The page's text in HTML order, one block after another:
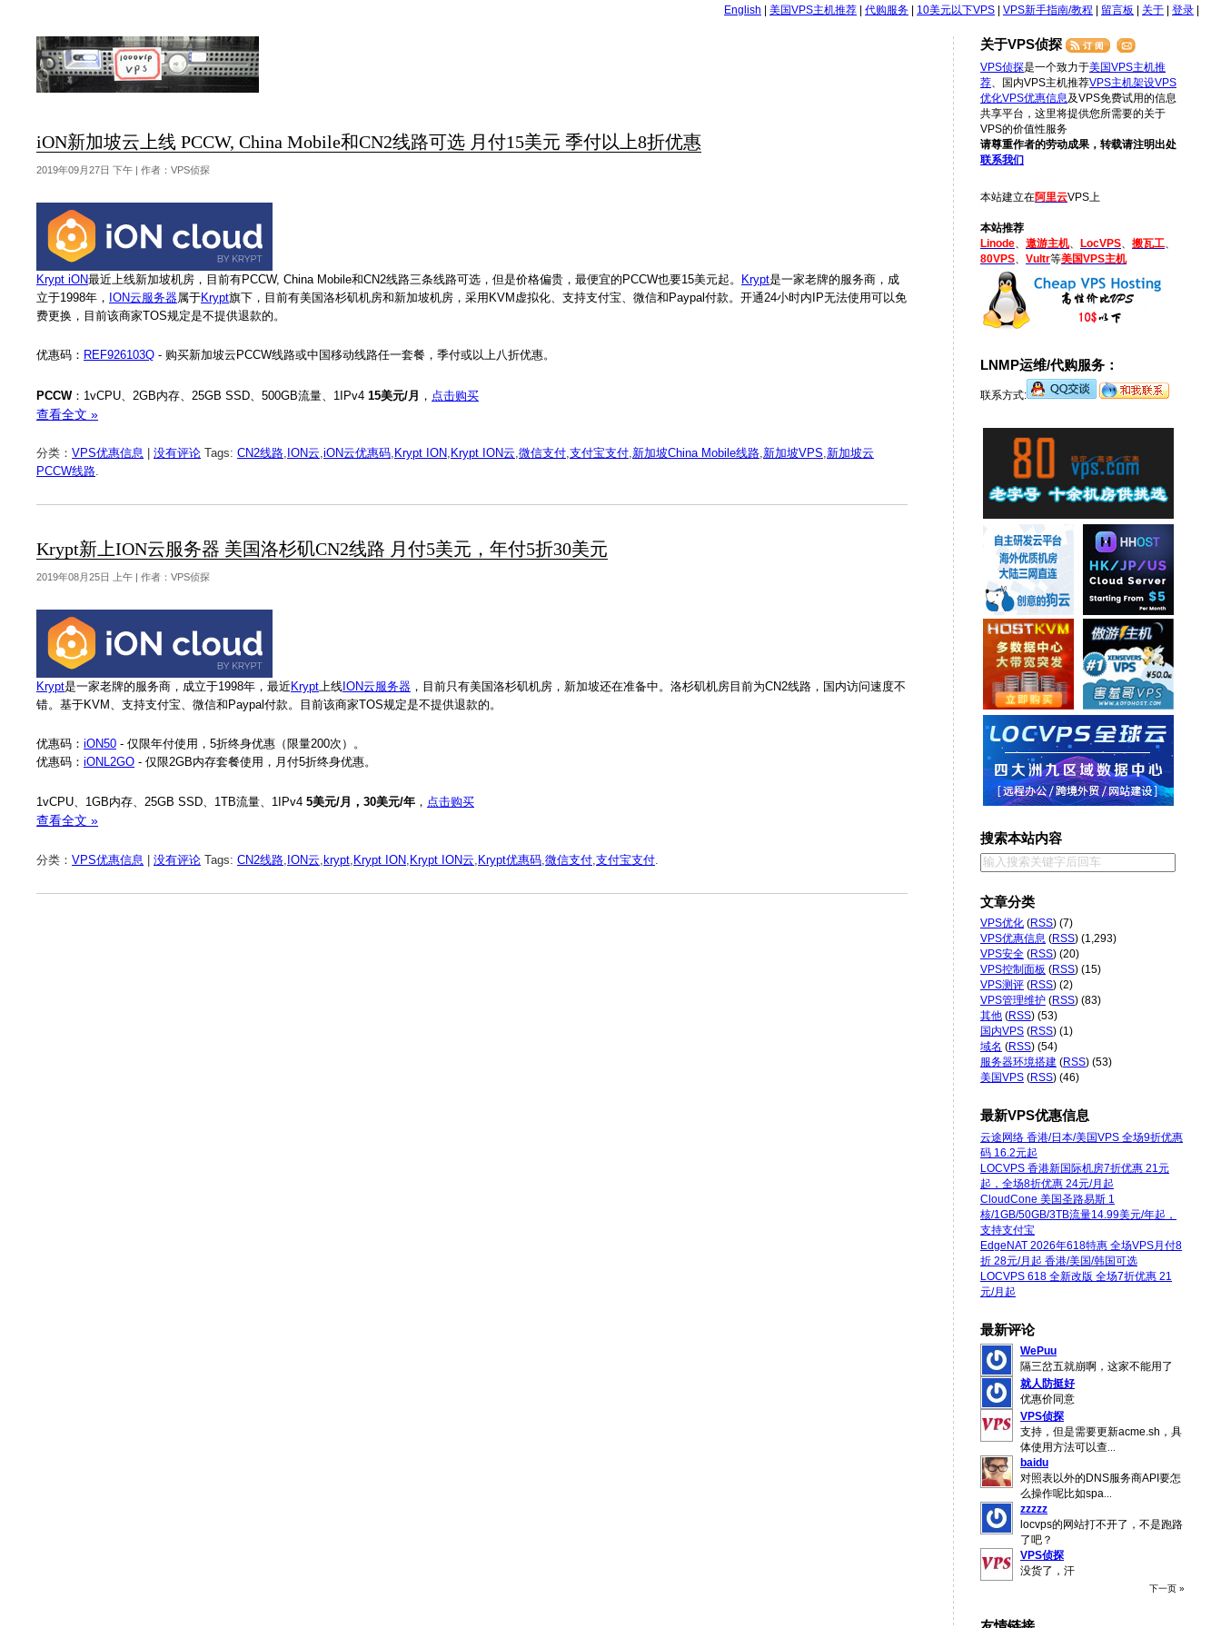
English 美国VPS主机推荐 代购服务 10美元以下VPS VPS新手指南/教程 留言板 关于 登录
iON新加坡云上线 PCCW, China Mobile和CN2线路可选 月付15美元 季付以上8折优惠
2019年09月27日 下午 | 作者：VPS侦探
Krypt iON最近上线新加坡机房，目前有PCCW, China Mobile和CN2线路三条线路可选，但是价格偏贵，最便宜的PCCW也要15美元起。 Krypt是一家老牌的服务商，成
立于1998年， ION云服务器属于Krypt旗下，目前有美国洛杉矶机房和新加坡机房，采用KVM虚拟化、支持支付宝、微信和Paypal付款。开通24小时内IP无法使用可以免
费更换，目前该商家TOS规定是不提供退款的。
优惠码： REF926103Q - 购买新加坡云PCCW线路或中国移动线路任一套餐，季付或以上八折优惠。
PCCW：1vCPU、2GB内存、25GB SSD、500GB流量、1IPv4 15美元/月 ， 点击购买
查看全文 »
分类： VPS优惠信息 没有评论 Tags: CN2线路 ION云 iON云优惠码 Krypt ION Krypt ION云 微信支付 支付宝支付 新加坡China Mobile线路 新加坡VPS 新加坡云
PCCW线路
Krypt新上ION云服务器 美国洛杉矶CN2线路 月付5美元，年付5折30美元
2019年08月25日 上午 | 作者：VPS侦探
Krypt是一家老牌的服务商，成立于1998年，最近Krypt 上线ION云服务器 ，目前只有美国洛杉矶机房，新加坡还在准备中。洛杉矶机房目前为CN2线路，国内访问速度不
错。基于KVM、支持支付宝、微信和Paypal付款。目前该商家TOS规定是不提供退款的。
优惠码： iON50 - 仅限年付使用，5折终身优惠（限量200次）。
优惠码： iONL2GO - 仅限2GB内存套餐使用，月付5折终身优惠。
1vCPU、1GB内存、25GB SSD、1TB流量、1IPv4 5美元/月，30美元/年 ， 点击购买
查看全文 »
分类： VPS优惠信息 没有评论 Tags: CN2线路 ION云 krypt Krypt ION Krypt ION云 Krypt优惠码 微信支付 支付宝支付
关于VPS侦探
VPS侦探是一个致力于美国VPS主机推
荐 、国内VPS主机推荐VPS主机架设VPS
优化VPS优惠信息 及VPS免费试用的信息
共享平台，这里将提供您所需要的关于
VPS的价值性服务
请尊重作者的劳动成果，转载请注明出处
联系我们
本站建立在阿里云VPS上
本站推荐
Linode
遨游主机、 LocVPS 搬瓦工
80VPS
Vultr等美国VPS主机
LNMP运维/代购服务：
联系方式:
搜索本站内容
文章分类
VPS优化 (RSS) (7)
VPS优惠信息 (RSS) (1,293)
VPS安全 (RSS) (20)
VPS控制面板 (RSS) (15)
VPS测评 (RSS) (2)
VPS管理维护 (RSS) (83)
其他 (RSS) (53)
国内VPS (RSS) (1)
域名 (RSS) (54)
服务器环境搭建 (RSS) (53)
美国VPS (RSS) (46)
最新VPS优惠信息
云途网络 香港/日本/美国VPS 全场9折优惠
码 16.2元起
LOCVPS 香港新国际机房7折优惠 21元
起，全场8折优惠 24元/月起
CloudCone 美国圣路易斯 1
核/1GB/50GB/3TB流量14.99美元/年起，
支持支付宝
EdgeNAT 2026年618特惠 全场VPS月付8
折 28元/月起 香港/美国/韩国可选
LOCVPS 618 全新改版 全场7折优惠 21
元/月起
最新评论
WePuu
隔三岔五就崩啊，这家不能用了
就人防挺好
优惠价同意
VPS侦探
支持，但是需要更新acme.sh，具
体使用方法可以查
baidu
对照表以外的DNS服务商API要怎
么操作呢比如spa
zzzzz
locvps的网站打不开了，不是跑路
了吧？
VPS侦探
没货了，汗
下一页 »